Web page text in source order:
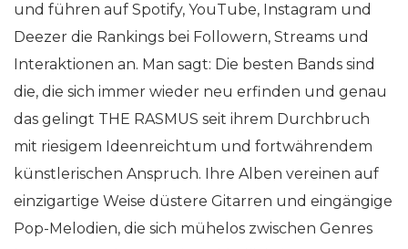
und führen auf Spotify, YouTube, Instagram und
Deezer die Rankings bei Followern, Streams und
Interaktionen an. Man sagt: Die besten Bands sind
die, die sich immer wieder neu erfinden und genau
das gelingt THE RASMUS seit ihrem Durchbruch
mit riesigem Ideenreichtum und fortwährendem
künstlerischen Anspruch. Ihre Alben vereinen auf
einzigartige Weise düstere Gitarren und eingängige
Pop-Melodien, die sich mühelos zwischen Genres